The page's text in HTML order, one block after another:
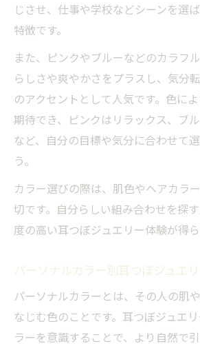
じさせ、仕事や学校などシーンを選
特徴です。
また、ピンクやブルーなどのカラフ
らしさや爽やかさをプラスし、気分
のアクセントとして人気です。色に
期待でき、ピンクはリラックス、ブ
など、自分の目標や気分に合わせて
う。
カラー選びの際は、肌色やヘアカラ
切です。自分らしい組み合わせを探
度の高い耳つぼジュエリー体験が得ら
パーソナルカラー別耳つぼジュエ
パーソナルカラーとは、その人の肌
なじむ色のことです。耳つぼジュエ
ラーを意識することで、より自然で